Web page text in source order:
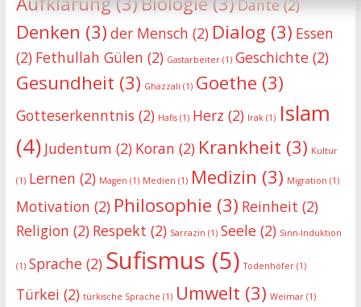
Dante(2)
Denken (3) der Mensch (2) Dialog (3) Essen
(2) Fethullah Gülen (2) Gastarbeiter(1) Geschichte(2)
Gesundheit (3) Ghazzali (1) Goethe (3)
Gotteserkenntnis (2) Hafis(1) Herz (2) Irak(1) Islam
(4) Judentum (2) Koran (2) Krankheit (3) Kultur
(1) Lernen (2) Magen (1) Medien (1) Medizin (3) Migration (1)
Motivation (2) Philosophie (3) Reinheit (2)
Religion (2) Respekt (2) Sarrazin (1) Seele(2) Sinn-Induktion
(1) Sprache(2) Sufismus (5) Todenhöfer(1)
Türkei (2) türkische Sprache (1) Umwelt (3) Weimar(1)